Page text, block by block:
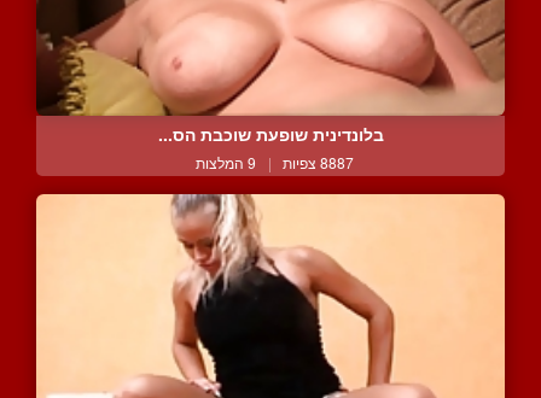
בלונדינית שופעת שוכבת הס...
8887 צפיות | 9 המלצות